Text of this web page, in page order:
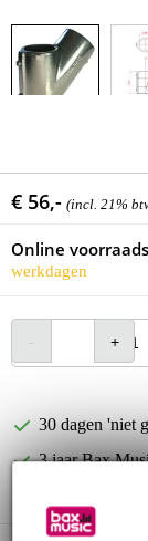
€ 56,- (incl. 21%
Online
werkdagen
30 dagen 'niet
3 jaar Bax